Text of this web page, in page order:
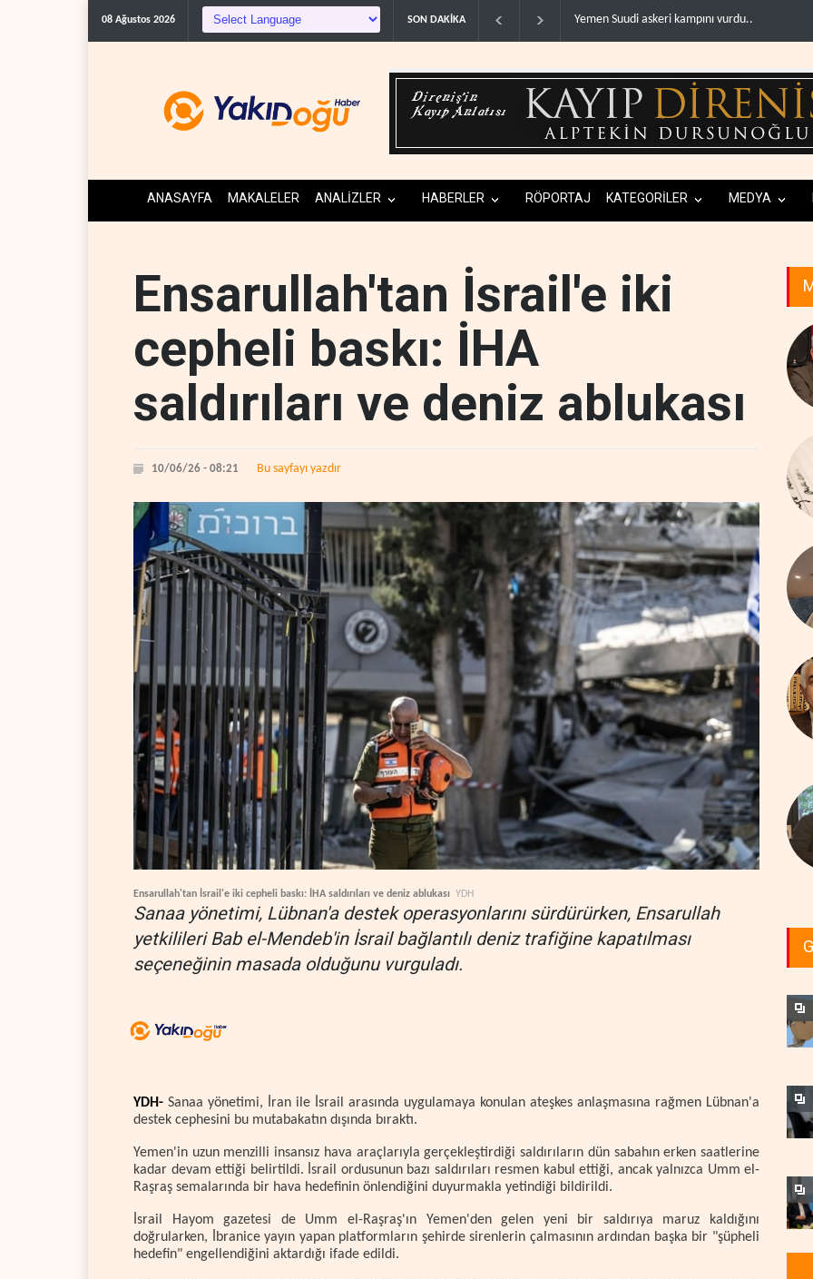
08 Ağustos 2026 SON DAKİKA WSJ: İran savaşı ABD’nin askeri ve ekonomik
ANASAYFA MAKALELER ANALİZLER HABERLER RÖPORTAJ KATEGORİLER MEDYA
Ensarullah'tan İsrail'e iki
cepheli baskı: İHA
saldırıları ve deniz ablukası
10/06/26 - 08:21 Bu sayfayı yazdır
Ensarullah'tan İsrail'e iki cepheli baskı: İHA saldırıları ve deniz ablukası YDH
Sanaa yönetimi, Lübnan'a destek operasyonlarını sürdürürken, Ensarullah
yetkilileri Bab el-Mendeb'in İsrail bağlantılı deniz trafiğine kapatılması
seçeneğinin masada olduğunu vurguladı.
YDH- Sanaa yönetimi, İran ile İsrail arasında uygulamaya konulan ateşkes anlaşmasına rağmen Lübnan'a
destek cephesini bu mutabakatın dışında bıraktı.
Yemen'in uzun menzilli insansız hava araçlarıyla gerçekleştirdiği saldırıların dün sabahın erken saatlerine
kadar devam ettiği belirtildi. İsrail ordusunun bazı saldırıları resmen kabul ettiği, ancak yalnızca Umm el-
Raşraş semalarında bir hava hedefinin önlendiğini duyurmakla yetindiği bildirildi.
İsrail Hayom gazetesi de Umm el-Raşraş'ın Yemen'den gelen yeni bir saldırıya maruz kaldığını
doğrularken, İbranice yayın yapan platformların şehirde sirenlerin çalmasının ardından başka bir "şüpheli
hedefin" engellendiğini aktardığı ifade edildi.